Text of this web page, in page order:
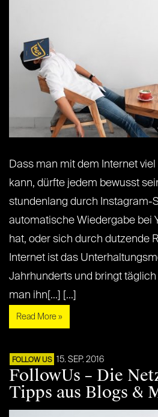
Dass man mit dem Internet
kann, dürfte jedem bewusst
stundenlang durch Instagram-
automatische Wiedergabe bei
hat, oder sich durch dutzende
Internet ist das
Jahrhunderts und bringt
man ihn[...] [...]
Read More »
FOLLOW US 15. SEP. 2016
FollowUs – Die
Tipps aus Blogs &